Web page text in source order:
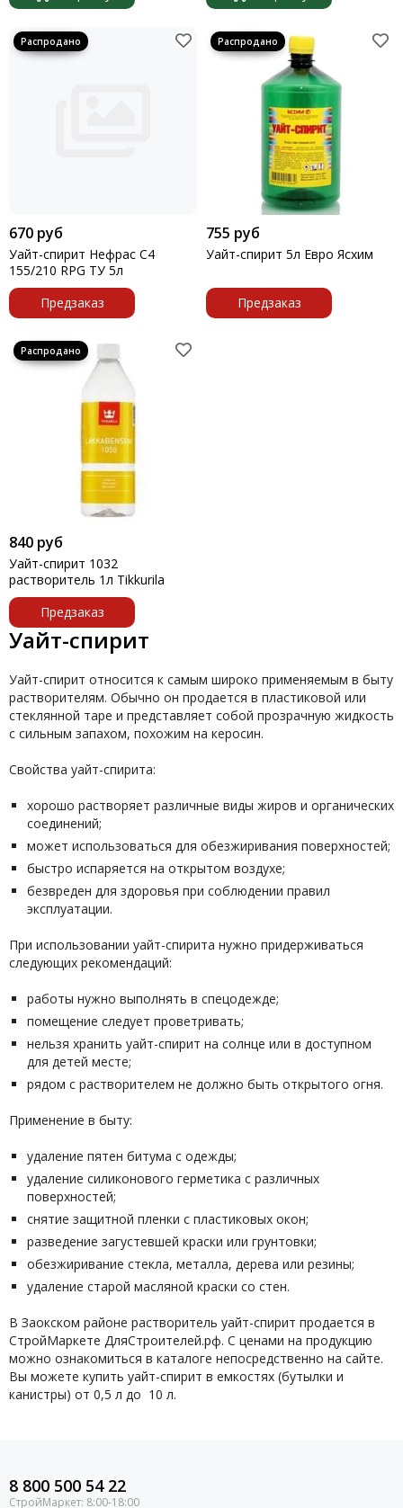
670 руб
Уайт-спирит Нефрас С4
155/210 RPG ТУ 5л
Предзаказ
755 руб
Уайт-спирит 5л Евро Ясхим
Предзаказ
840 руб
Уайт-спирит 1032
растворитель 1л Tikkurila
Предзаказ
Уайт-спирит
Уайт-спирит относится к самым широко применяемым в быту
растворителям. Обычно он продается в пластиковой или
стеклянной таре и представляет собой прозрачную жидкость
с сильным запахом, похожим на керосин.
Свойства уайт-спирита:
хорошо растворяет различные виды жиров и органических
соединений;
может использоваться для обезжиривания поверхностей;
быстро испаряется на открытом воздухе;
безвреден для здоровья при соблюдении правил
эксплуатации.
При использовании уайт-спирита нужно придерживаться
следующих рекомендаций:
работы нужно выполнять в спецодежде;
помещение следует проветривать;
нельзя хранить уайт-спирит на солнце или в доступном
для детей месте;
рядом с растворителем не должно быть открытого огня.
Применение в быту:
удаление пятен битума с одежды;
удаление силиконового герметика с различных
поверхностей;
снятие защитной пленки с пластиковых окон;
разведение загустевшей краски или грунтовки;
обезжиривание стекла, металла, дерева или резины;
удаление старой масляной краски со стен.
В Заокском районе растворитель уайт-спирит продается в
СтройМаркете ДляСтроителей.рф. С ценами на продукцию
можно ознакомиться в каталоге непосредственно на сайте.
Вы можете купить уайт-спирит в емкостях (бутылки и
канистры) от 0,5 л до 10 л.
8 800 500 54 22